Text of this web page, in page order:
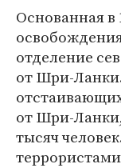
Основанная в
отделение
от Шри-
от Шри-Ланки,
тысяч